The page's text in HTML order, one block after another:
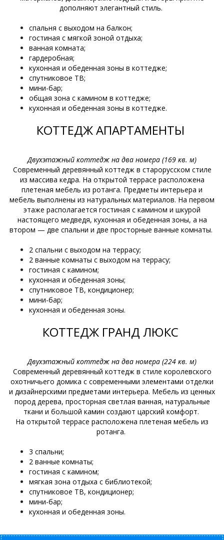
дополняют элегантный стиль.
спальня с выходом на балкон;
гостиная с мягкой зоной отдыха;
ванная комната;
гардеробная;
кухонная и обеденная зоны в коттедже;
спутниковое ТВ;
мини-бар;
общая зона с камином в коттедже;
кухонная и обеденная зоны в коттедже.
КОТТЕДЖ АПАРТАМЕНТЫ
Двухэтажный коттедж на два номера (169 кв. м)
Современный деревянный коттедж в старорусском стиле
из массива кедра. На открытой террасе расположена
плетеная мебель из ротанга. Предметы интерьера и
мебель выполнены из натуральных материалов. На первом
этаже располагается гостиная с камином и шкурой
настоящего медведя, кухонная и обеденная зоны, а на
втором — две спальни и две просторные ванные комнаты.
2 спальни с выходом на террасу;
2 ванные комнаты с выходом на террасу;
гостиная с камином;
кухонная и обеденная зоны;
спутниковое ТВ, кондиционер;
мини-бар;
кухонная и обеденная зоны.
КОТТЕДЖ ГРАНД ЛЮКС
Двухэтажный коттедж на два номера (224 кв. м)
Современный деревянный коттедж в стиле королевского
охотничьего домика с современными элементами отделки
и дизайнерскими предметами интерьера. Мебель из ценных
пород дерева, просторная светлая ванная, натуральные
ткани и большой камин создают царский комфорт.
На открытой террасе расположена плетеная мебель из
ротанга.
3 спальни;
2 ванные комнаты;
гостиная с камином;
мягкая зона отдыха с библиотекой;
спутниковое ТВ, кондиционер;
мини-бар;
кухонная и обеденная зоны.